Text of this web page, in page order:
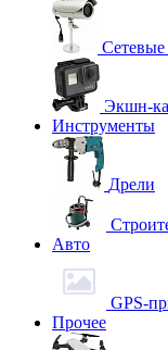
Экшн-
Инструменты
Дрели
Авто
GPS-
Прочее